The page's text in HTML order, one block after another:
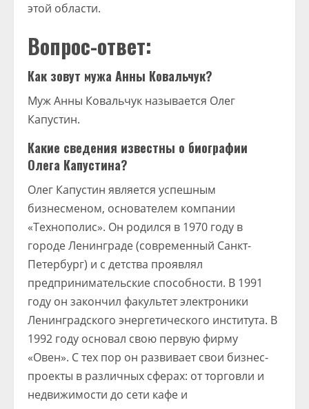
этой области.
Вопрос-ответ:
Как зовут мужа Анны Ковальчук?
Муж Анны Ковальчук называется Олег
Капустин.
Какие сведения известны о биографии
Олега Капустина?
Олег Капустин является успешным
бизнесменом, основателем компании
«Технополис». Он родился в 1970 году в
городе Ленинграде (современный Санкт-
Петербург) и с детства проявлял
предпринимательские способности. В 1991
году он закончил факультет электроники
Ленинградского энергетического института. В
1992 году основал свою первую фирму
«Овен». С тех пор он развивает свои бизнес-
проекты в различных сферах: от торговли и
недвижимости до сети кафе и